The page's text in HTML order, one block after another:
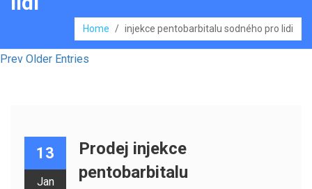
Home / injekce pentobarbitalu sodného pro lidi
Prev Older Entries
13
Jan
Prodej injekce
pentobarbitalu